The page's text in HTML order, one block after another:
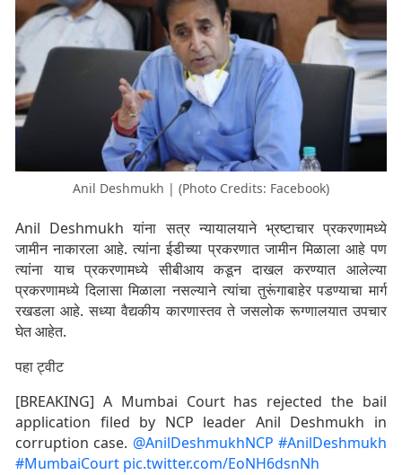
Anil Deshmukh | (Photo Credits: Facebook)
Anil Deshmukh यांना सत्र न्यायालयाने भ्रष्टाचार प्रकरणामध्ये
जामीन नाकारला आहे. त्यांना ईडीच्या प्रकरणात जामीन मिळाला आहे पण
त्यांना याच प्रकरणामध्ये सीबीआय कडून दाखल करण्यात आलेल्या
प्रकरणामध्ये दिलासा मिळाला नसल्याने त्यांचा तुरूंगाबाहेर पडण्याचा मार्ग
रखडला आहे. सध्या वैद्यकीय कारणास्तव ते जसलोक रूग्णालयात उपचार
घेत आहेत.
पहा ट्वीट
[BREAKING] A Mumbai Court has rejected the bail
application filed by NCP leader Anil Deshmukh in
corruption case. @AnilDeshmukhNCP #AnilDeshmukh
#MumbaiCourt pic.twitter.com/EoNH6dsnNh